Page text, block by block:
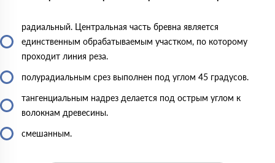
радиальный. Центральная часть бревна является
единственным обрабатываемым участком, по которому
проходит линия реза.
полурадиальным срез выполнен под углом 45 градусов.
тангенциальным надрез делается под острым углом к
волокнам древесины.
смешанным.